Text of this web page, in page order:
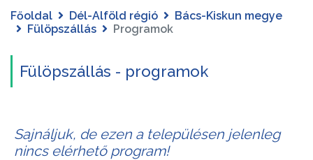
Főoldal Dél-Alföld régió
Bács-Kiskun megye
Fülöpszállás
Programok
Fülöpszállás - programok
Sajnáljuk, de ezen a településen jelenleg
nincs elérhető program!